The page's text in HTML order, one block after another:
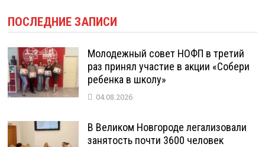
ПОСЛЕДНИЕ ЗАПИСИ
Молодежный совет НОФП в третий
раз принял участие в акции «Собери
ребенка в школу»
04.08.2026
В Великом Новгороде легализовали
занятость почти 3600 человек